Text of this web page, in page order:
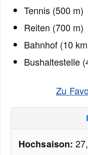
Tennis (500 m)
Reiten (700 m)
Bahnhof (10
Bushaltestelle
Zu
Hochsaison: